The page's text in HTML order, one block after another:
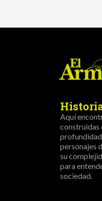
Aquí
construidas
personajes
su
para
sociedad.